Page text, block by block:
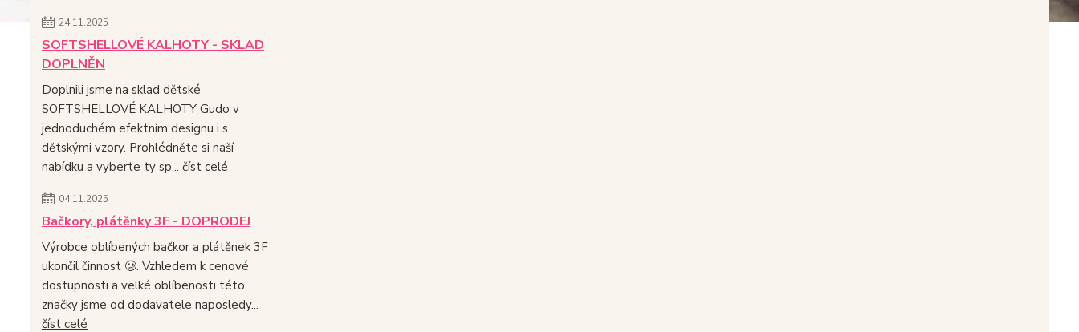
24.11.2025
SOFTSHELLOVÉ KALHOTY - SKLAD
DOPLNĚN
Doplnili jsme na sklad dětské
SOFTSHELLOVÉ KALHOTY Gudo v
jednoduchém efektním designu i s
dětskými vzory. Prohlédněte si naší
nabídku a vyberte ty sp... číst celé
04.11.2025
Bačkory, plátěnky 3F - DOPRODEJ
Výrobce oblíbených bačkor a plátěnek 3F
ukončil činnost 🥲. Vzhledem k cenové
dostupnosti a velké oblíbenosti této
značky jsme od dodavatele naposledy...
číst celé